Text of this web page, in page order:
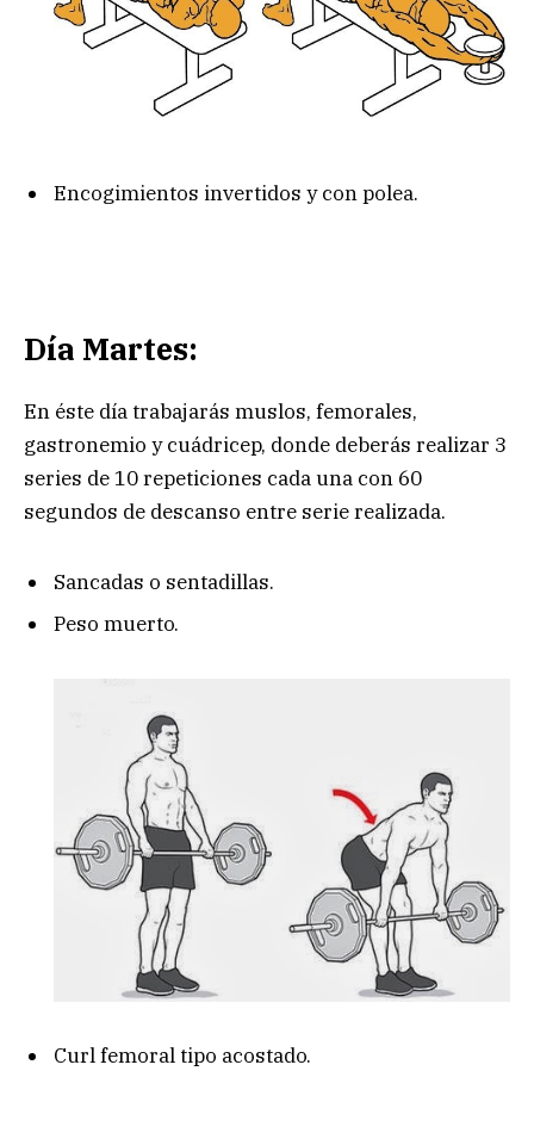
Encogimientos invertidos y con polea.
Día Martes:
En éste día trabajarás muslos, femorales,
gastronemio y cuádricep, donde deberás realizar 3
series de 10 repeticiones cada una con 60
segundos de descanso entre serie realizada.
Sancadas o sentadillas.
Peso muerto.
Curl femoral tipo acostado.